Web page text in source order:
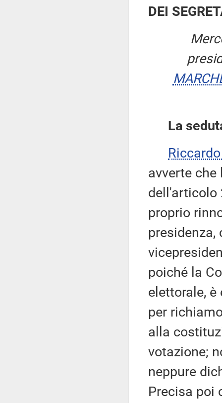
DEI
La
avverte
dell'articolo
proprio
presidenza,
poiché la
elettorale,
per
alla
votazione;
neppure
Precisa poi